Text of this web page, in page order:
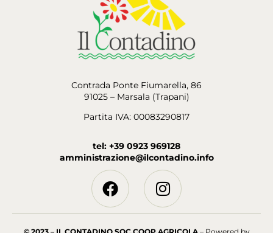
Contrada Ponte Fiumarella, 86
91025 – Marsala (Trapani)
Partita IVA: 00083290817
tel: +39 0923 969128
amministrazione@ilcontadino.info